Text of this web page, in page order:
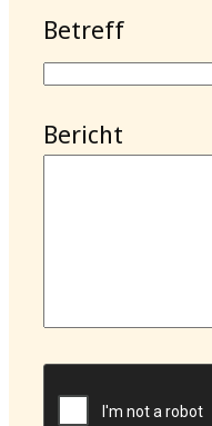
Betreff
Bericht